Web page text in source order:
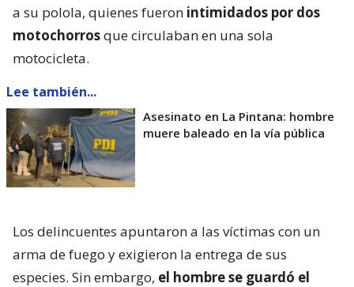
a su polola, quienes fueron intimidados por dos
motochorrosque circulaban en una sola
motocicleta.
Lee también...
Asesinato en La Pintana: hombre
muere baleado en la vía pública
Los delincuentes apuntaron a las víctimas con un
arma de fuego y exigieron la entrega de sus
especies. Sin embargo, el hombre se guardó el